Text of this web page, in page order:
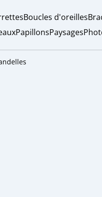
Boucles d'oreilles
PapillonsPaysages